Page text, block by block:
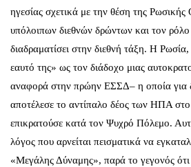
ηγεσίας σχετικά με την θέση της
υπόλοιπων διεθνών δρώντων και τον ρόλο
διαδραματίσει στην διεθνή τάξη. Η
εαυτό της» ως τον διάδοχο μιας
αναφορά στην πρώην ΕΣΣΔ– η οποία για
αποτέλεσε το αντίπαλο δέος των ΗΠΑ
επικρατούσε κατά τον Ψυχρό Πόλεμο.
λόγος που αρνείται πεισματικά να
«Μεγάλης Δύναμης», παρά το γεγονός ότι